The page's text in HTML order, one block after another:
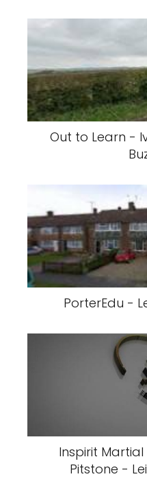
Out to Learn -
PorterEdu -
Inspirit
Pitstone -